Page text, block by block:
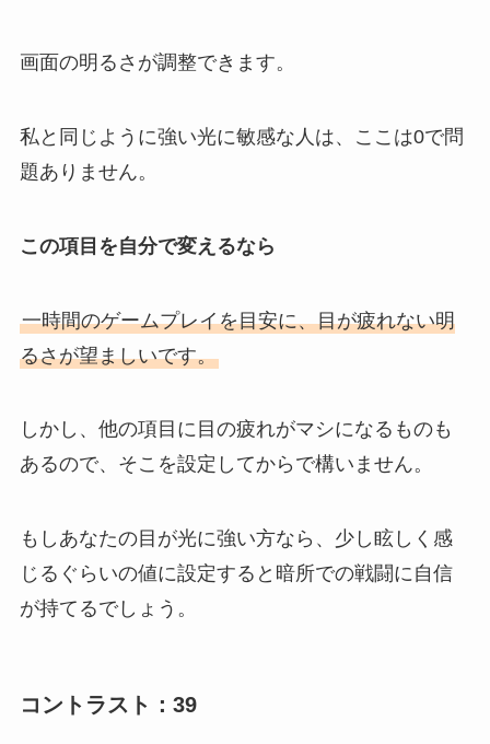
画面の明るさが調整できます。
私と同じように強い光に敏感な人は、ここは0で問
題ありません。
この項目を自分で変えるなら
一時間のゲームプレイを目安に、目が疲れない明
るさが望ましいです。
しかし、他の項目に目の疲れがマシになるものも
あるので、そこを設定してからで構いません。
もしあなたの目が光に強い方なら、少し眩しく感
じるぐらいの値に設定すると暗所での戦闘に自信
が持てるでしょう。
コントラスト：39